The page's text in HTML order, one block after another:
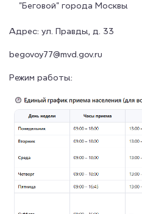
"Беговой" города Москвы
Адрес: ул. Правды, д. 33
begovoy77@mvd.gov.ru
Режим работы: